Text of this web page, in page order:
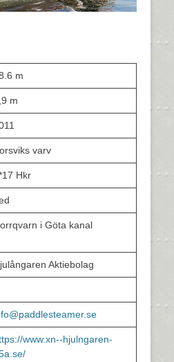
m
m
varv
Hkr
i Göta kanal
Aktiebolag
www.xn--hjulngaren-